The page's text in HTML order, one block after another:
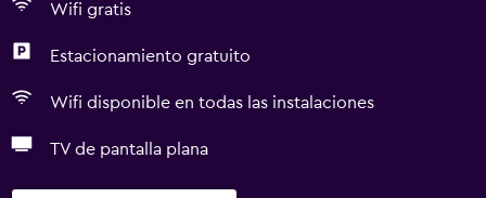
Wifi gratis
Estacionamiento gratuito
Wifi disponible en todas las instalaciones
TV de pantalla plana